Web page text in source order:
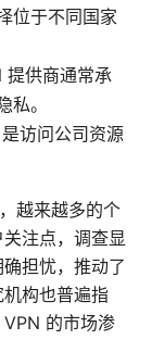
位于不同国家
提供商通常承
。
访问公司资源
越来越多的个
注点，调查显
担忧，推动了
构也普遍指
的市场渗